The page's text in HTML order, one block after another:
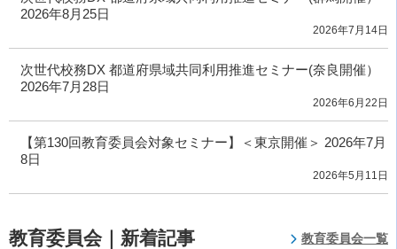
2026年8月25日
2026年7月14日
次世代校務DX 都道府県域共同利用推進セミナー(奈良開催）
2026年7月28日
2026年6月22日
【第130回教育委員会対象セミナー】＜東京開催＞ 2026年7月
8日
2026年5月11日
教育委員会｜新着記事 教育委員会一覧